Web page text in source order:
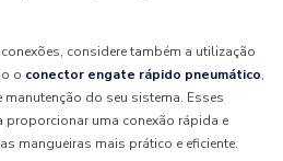
considere também a utilização
o conector engate rápido pneumático,
do seu sistema. Esses
uma conexão rápida e
mangueiras mais prático e eficiente.